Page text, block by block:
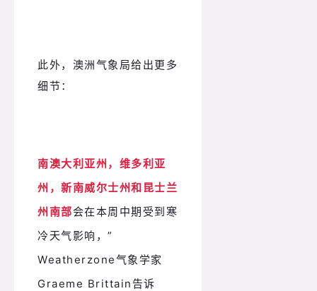
此外，澳洲气象局给出更多
细节：
南澳大利亚州，维多利亚
州，新南威尔士州和昆士兰
州南部会在本周中期受到寒
冷天气影响，”
Weatherzone气象学家
Graeme Brittain告诉